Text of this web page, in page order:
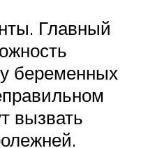
Главный
беременных
вызвать